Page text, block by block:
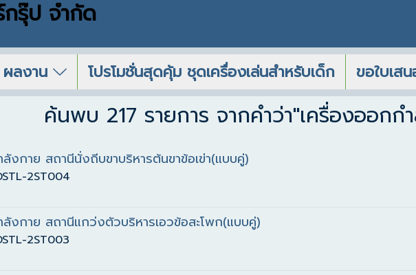
รุ๊ป จำกัด
ผลงาน โปรโมชั่นสุดคุ้ม ชุดเครื่องเล่นสำหรับเด็ก ขอใบเส
ค้นพบ 217 รายการ จากคำว่า"เครื่องออกก
งกาย สถานีนั่งถีบขาบริหารต้นขาข้อเข่า(แบบคู่)
2ST004
งกาย สถานีแกว่งตัวบริหารเอวข้อสะโพก(แบบคู่)
2ST003